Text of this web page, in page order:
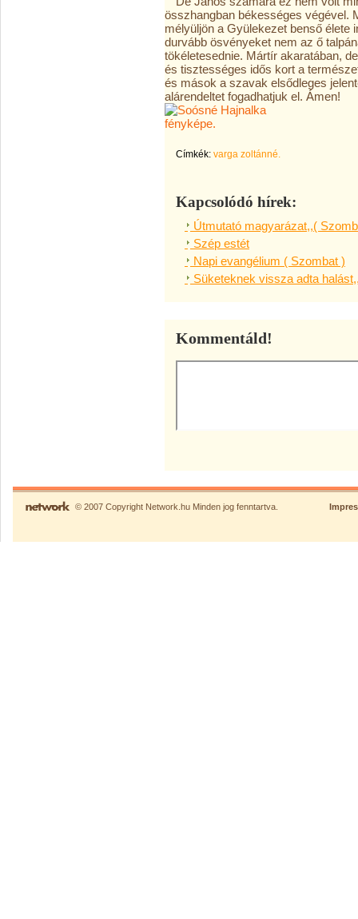
összhangban békességes végével.
mélyüljön a Gyülekezet benső élete
durvább ösvényeket nem az ő
tökéletesednie. Mártír akaratában,
és tisztességes idős kort a
és mások a szavak elsődleges
alárendeltet fogadhatjuk el. Ámen!
Címkék: varga zoltánné.
Kapcsolódó hírek:
Útmutató magyarázat,,(
Szép estét
Napi evangélium ( Szombat )
Süketeknek vissza adta
Kommentáld!
© 2007 Copyright Network.hu Minden jog fenntartva.